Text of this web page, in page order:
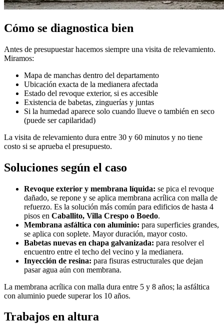
Cómo se diagnostica bien
Antes de presupuestar hacemos siempre una visita de relevamiento.
Miramos:
Mapa de manchas dentro del departamento
Ubicación exacta de la medianera afectada
Estado del revoque exterior, si es accesible
Existencia de babetas, zinguerías y juntas
Si la humedad aparece solo cuando llueve o también en seco
(puede ser capilaridad)
La visita de relevamiento dura entre 30 y 60 minutos y no tiene
costo si se aprueba el presupuesto.
Soluciones según el caso
Revoque exterior y membrana líquida: se pica el revoque
dañado, se repone y se aplica membrana acrílica con malla de
refuerzo. Es la solución más común para edificios de hasta 4
pisos en Caballito, Villa Crespo o Boedo.
Membrana asfáltica con aluminio: para superficies grandes,
se aplica con soplete. Mayor duración, mayor costo.
Babetas nuevas en chapa galvanizada: para resolver el
encuentro entre el techo del vecino y la medianera.
Inyección de resina: para fisuras estructurales que dejan
pasar agua aún con membrana.
La membrana acrílica con malla dura entre 5 y 8 años; la asfáltica
con aluminio puede superar los 10 años.
Trabajos en altura